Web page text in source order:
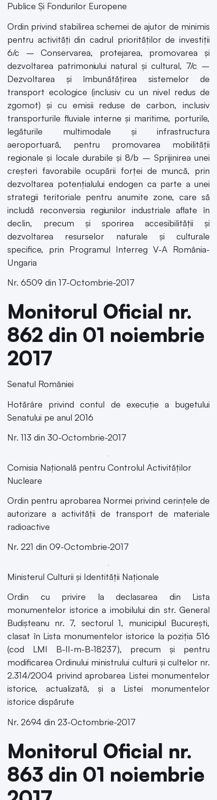
Publice Şi Fondurilor Europene
Ordin privind stabilirea schemei de ajutor de minimis
pentru activități din cadrul priorităților de investiții
6/c – Conservarea, protejarea, promovarea și
dezvoltarea patrimoniului natural și cultural, 7/c –
Dezvoltarea și îmbunătățirea sistemelor de
transport ecologice (inclusiv cu un nivel redus de
zgomot) și cu emisii reduse de carbon, inclusiv
transporturile fluviale interne și maritime, porturile,
legăturile multimodale și infrastructura
aeroportuară, pentru promovarea mobilității
regionale și locale durabile și 8/b – Sprijinirea unei
creșteri favorabile ocupării forței de muncă, prin
dezvoltarea potențialului endogen ca parte a unei
strategii teritoriale pentru anumite zone, care să
includă reconversia regiunilor industriale aflate în
declin, precum și sporirea accesibilității și
dezvoltarea resurselor naturale și culturale
specifice, prin Programul Interreg V-A România-
Ungaria
Nr. 6509 din 17-Octombrie-2017
Monitorul Oficial nr.
862 din 01 noiembrie
2017
Senatul României
Hotărâre privind contul de execuție a bugetului
Senatului pe anul 2016
Nr. 113 din 30-Octombrie-2017
Comisia Națională pentru Controlul Activităților
Nucleare
Ordin pentru aprobarea Normei privind cerințele de
autorizare a activității de transport de materiale
radioactive
Nr. 221 din 09-Octombrie-2017
Ministerul Culturii și Identității Naționale
Ordin cu privire la declasarea din Lista
monumentelor istorice a imobilului din str. General
Budișteanu nr. 7, sectorul 1, municipiul București,
clasat în Lista monumentelor istorice la poziția 516
(cod LMI B-II-m-B-18237), precum și pentru
modificarea Ordinului ministrului culturii și cultelor nr.
2.314/2004 privind aprobarea Listei monumentelor
istorice, actualizată, și a Listei monumentelor
istorice dispărute
Nr. 2694 din 23-Octombrie-2017
Monitorul Oficial nr.
863 din 01 noiembrie